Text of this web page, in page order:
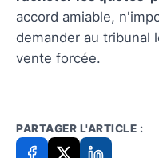
accord amiable,
demander au tribunal
vente forcée.
PARTAGER L'ARTICLE :